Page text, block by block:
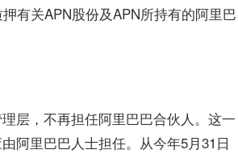
有关APN股份及APN所持有的阿里巴
层，不再担任阿里巴巴合伙人。这一
阿里巴巴人士担任。从今年5月31日